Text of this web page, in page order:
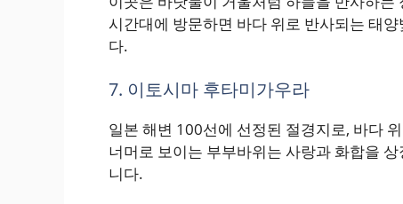
시간대에 방문하면 바다 위로 반사되는 태
다.
7. 이토시마 후타미가우라
일본 해변 100선에 선정된 절경지로, 바다
너머로 보이는 부부바위는 사랑과 화합을
니다.